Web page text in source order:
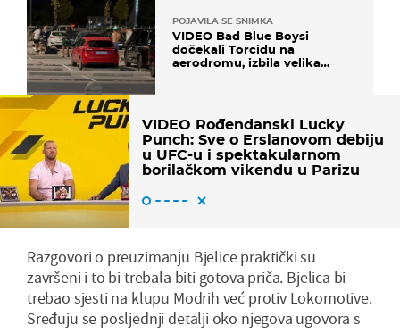
POJAVILA SE SNIMKA
VIDEO Bad Blue Boysi
dočekali Torcidu na
aerodromu, izbila velika
VIDEO Rođendanski Lucky
Punch: Sve o Erslanovom debiju
u UFC-u i spektakularnom
borilačkom vikendu u Parizu
Razgovori o preuzimanju Bjelice praktički su
završeni i to bi trebala biti gotova priča. Bjelica bi
trebao sjesti na klupu Modrih već protiv Lokomotive.
Sređuju se posljednji detalji oko njegova ugovora s